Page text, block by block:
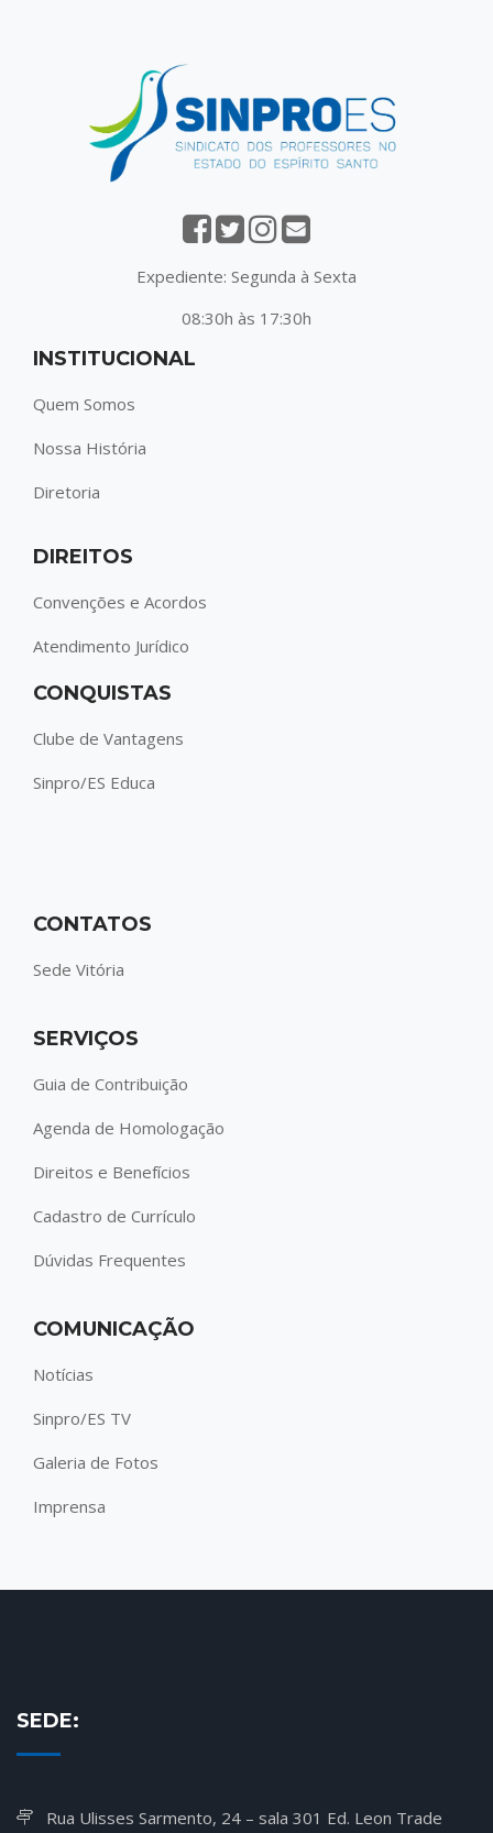
Expediente: Segunda à Sexta
08:30h às 17:30h
INSTITUCIONAL
Quem Somos
Nossa História
Diretoria
DIREITOS
Convenções e Acordos
Atendimento Jurídico
CONQUISTAS
Clube de Vantagens
Sinpro/ES Educa
CONTATOS
Sede Vitória
SERVIÇOS
Guia de Contribuição
Agenda de Homologação
Direitos e Benefícios
Cadastro de Currículo
Dúvidas Frequentes
COMUNICAÇÃO
Notícias
Sinpro/ES TV
Galeria de Fotos
Imprensa
SEDE:
Rua Ulisses Sarmento, 24 – sala 301 Ed. Leon Trade